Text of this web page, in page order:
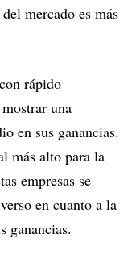
mercado es más
rápido
una
en sus ganancias.
más alto para la
empresas se
en cuanto a la
ganancias.